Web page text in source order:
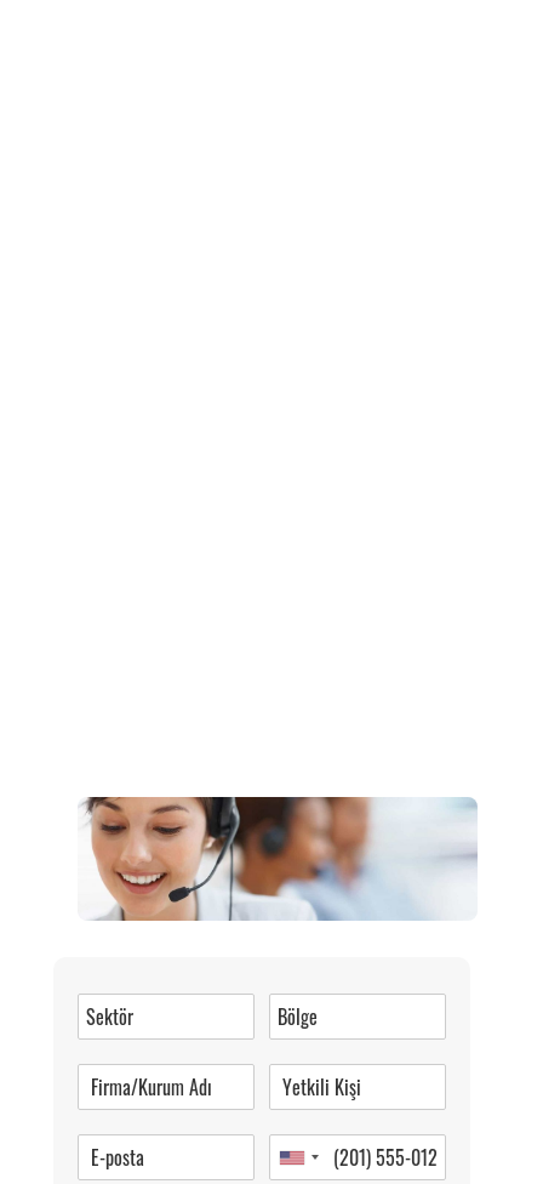
0 (216) 462 49 34
Pazartesi-Cumartesi 09.00-20.00